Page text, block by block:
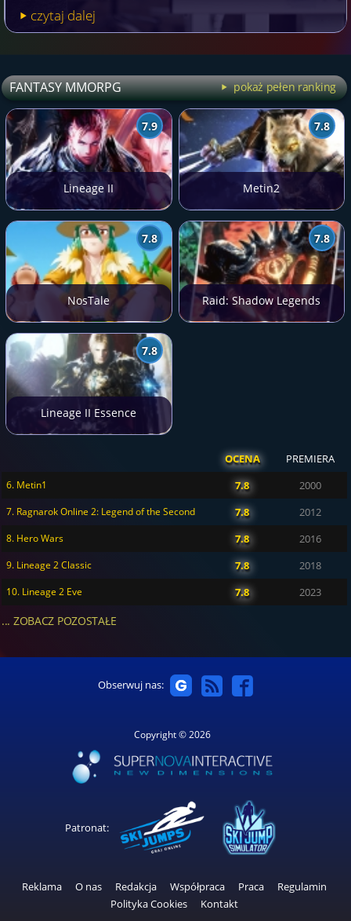
czytaj dalej
FANTASY MMORPG pokaż pełen ranking
7.9
Lineage II
7.8
Metin2
7.8
NosTale
7.8
Raid: Shadow Legends
7.8
Lineage II Essence
OCENA PREMIERA
6. Metin1 7.8 2000
7. Ragnarok Online 2: Legend of the Second 7.8 2012
8. Hero Wars 7.8 2016
9. Lineage 2 Classic 7.8 2018
10. Lineage 2 Eve 7.8 2023
... ZOBACZ POZOSTAŁE
Obserwuj nas:
Copyright © 2026
Patronat:
Reklama O nas Redakcja Współpraca Praca
Regulamin
Polityka Cookies
Kontakt